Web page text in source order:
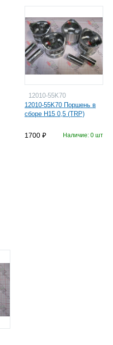
12010-55K70
12010-55K70 Поршень в
сборе H15 0,5 (TRP)
1700 Наличие: 0 шт